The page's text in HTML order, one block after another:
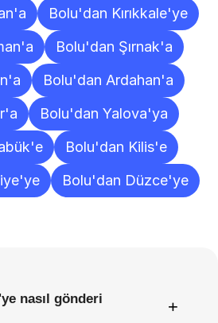
Bolu'dan Kırıkkale'ye
Bolu'dan Şırnak'a
Bolu'dan Ardahan'a
Bolu'dan Yalova'ya
Bolu'dan Kilis'e
Bolu'dan Düzce'ye
nasıl gönderi
+